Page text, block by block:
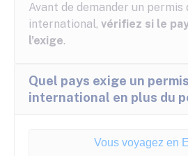
Avant de demander un permis
international, vérifiez si le
l'exige.
Quel pays exige un
international en plus du
Vous voyagez en